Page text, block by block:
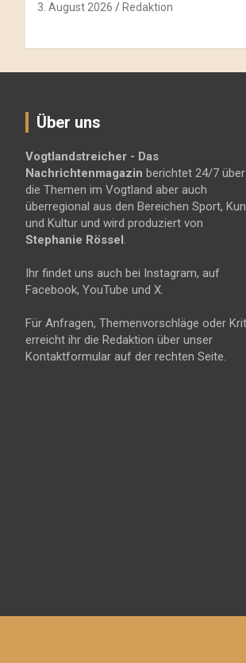
3. August 2026 Redaktion
Über uns
Vogtlandstreicher - Das
Nachrichtenmagazin berichtet 24/7 über
die Themen im Vogtland aber auch
überregional aus den Bereichen Sport,
und Kultur und wird produziert von
Stephanie Rössel.
Ihr findet uns auch bei Instagram, auf
Facebook, YouTube und X.
Für Anfragen, Themenvorschläge oder
erreicht ihr die Redaktion über unser
Kontaktformular auf der rechten Seite.